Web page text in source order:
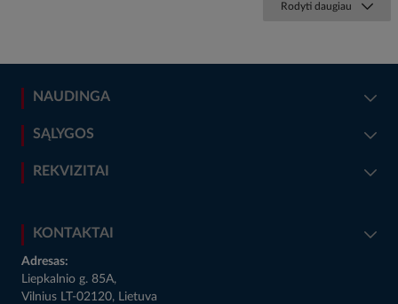
Rodyti daugiau
NAUDINGA
SĄLYGOS
REKVIZITAI
KONTAKTAI
Adresas:
Liepkalnio g. 85A,
Vilnius LT-02120, Lietuva